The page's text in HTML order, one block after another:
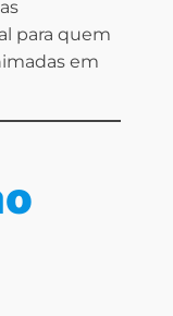
para quem
em